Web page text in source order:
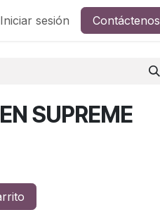
Iniciar sesión Contáctenos
SUPREME